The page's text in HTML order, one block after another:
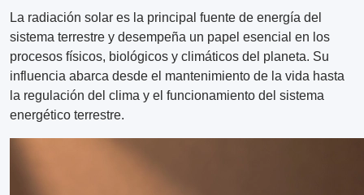
La radiación solar es la principal fuente de energía del
sistema terrestre y desempeña un papel esencial en los
procesos físicos, biológicos y climáticos del planeta. Su
influencia abarca desde el mantenimiento de la vida hasta
la regulación del clima y el funcionamiento del sistema
energético terrestre.